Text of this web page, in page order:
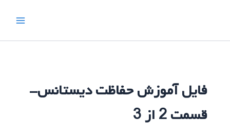
فایل آموزش حفاظت دیستانس-
قسمت 2 از 3